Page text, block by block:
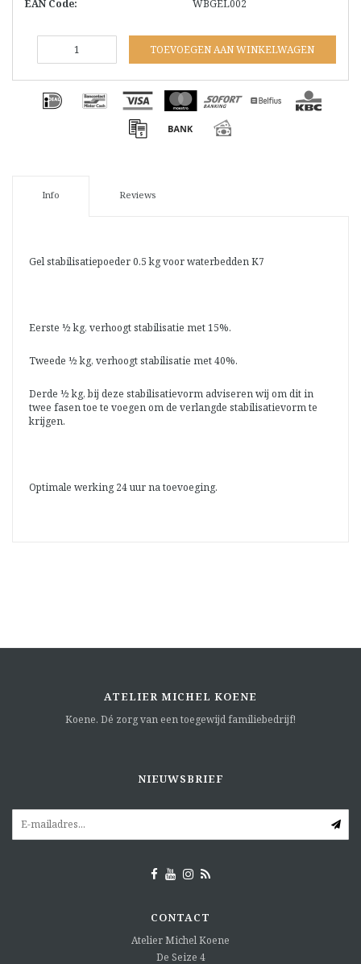
EAN Code:
WBGEL002
TOEVOEGEN AAN WINKELWAGEN
Info Reviews
Gel stabilisatiepoeder 0.5 kg voor waterbedden K7
Eerste ½ kg, verhoogt stabilisatie met 15%.
Tweede ½ kg, verhoogt stabilisatie met 40%.
Derde ½ kg, bij deze stabilisatievorm adviseren wij om dit in
twee fasen toe te voegen om de verlangde stabilisatievorm te
krijgen.
Optimale werking 24 uur na toevoeging.
ATELIER MICHEL KOENE
Koene. Dé zorg van een toegewijd familiebedrijf!
NIEUWSBRIEF
CONTACT
Atelier Michel Koene
De Seize 4